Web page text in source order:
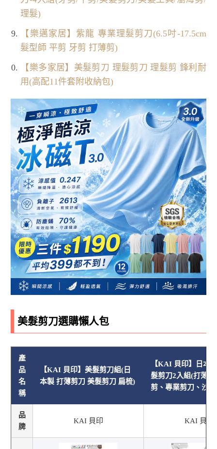
理髮)
【樂邁家居】紫龍 專業理髮剪刀(6.5吋-17.5cm
髮型師 平剪 牙剪 打薄剪)
【樂多家居】美髮剪刀 理髮剪刀 理髮剪 鋒利耐
用(高配11件套附收納包)
美髮剪刀選購懶人包
產
品
名
稱
【KAI 貝印】美髮剪刀組(日
本製 打薄剪刀 美髮剪刀 扁梳)
【KAI 貝印】日本
髮剪刀2入組(打薄剪
剪、專業剪刀、沙
品
牌
KAI 貝印 KAI 貝印